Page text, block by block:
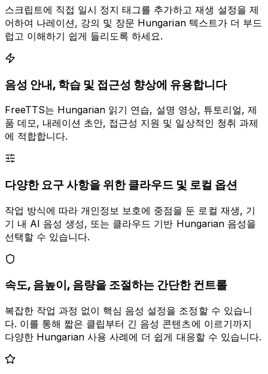
스크립트에 직접 일시 정지 태그를 추가하고 재생 설정을 제
어하여 나레이션, 강의 및 장문 Hungarian 텍스트가 더 부드
럽고 이해하기 쉽게 들리도록 하세요.
음성 안내, 학습 및 접근성 향상에 유용합니다
FreeTTS는 Hungarian 읽기 연습, 설명 영상, 튜토리얼, 제
품 데모, 내레이션 초안, 접근성 지원 및 일상적인 청취 과제
에 적합합니다.
다양한 요구 사항을 위한 클라우드 및 로컬 옵션
작업 방식에 따라 개인정보 보호에 중점을 둔 로컬 재생, 기
기 내 AI 음성 생성, 또는 클라우드 기반 Hungarian 음성을
선택할 수 있습니다.
속도, 음높이, 음량을 조절하는 간단한 컨트롤
복잡한 작업 과정 없이 핵심 음성 설정을 조정할 수 있습니
다. 이를 통해 짧은 클립부터 긴 음성 콘텐츠에 이르기까지
다양한 Hungarian 사용 사례에 더 쉽게 대응할 수 있습니다.